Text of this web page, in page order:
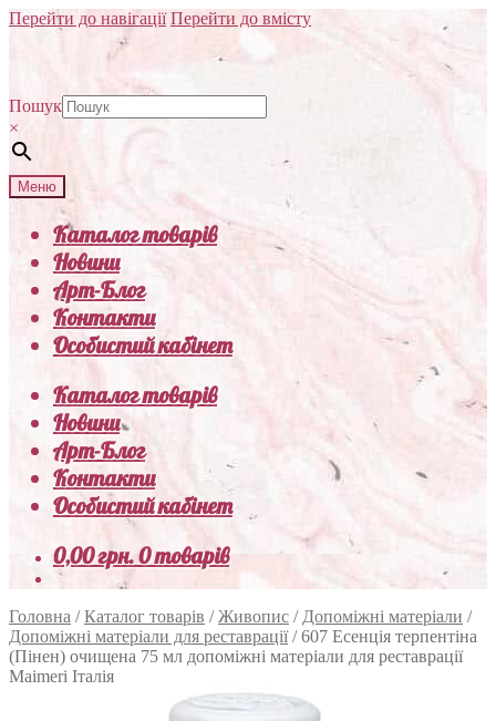
Перейти до навігації Перейти до вмісту
Пошук
×
Меню
Каталог товарів
Новини
Арт-Блог
Контакти
Особистий кабінет
Каталог товарів
Новини
Арт-Блог
Контакти
Особистий кабінет
0,00грн.0 товарів
Головна /Каталог товарів /Живопис / Допоміжні матеріали /
Допоміжні матеріали для реставрації/607 Есенція терпентіна
(Пінен) очищена 75 мл допоміжні матеріали для реставрації
Maimeri Італія